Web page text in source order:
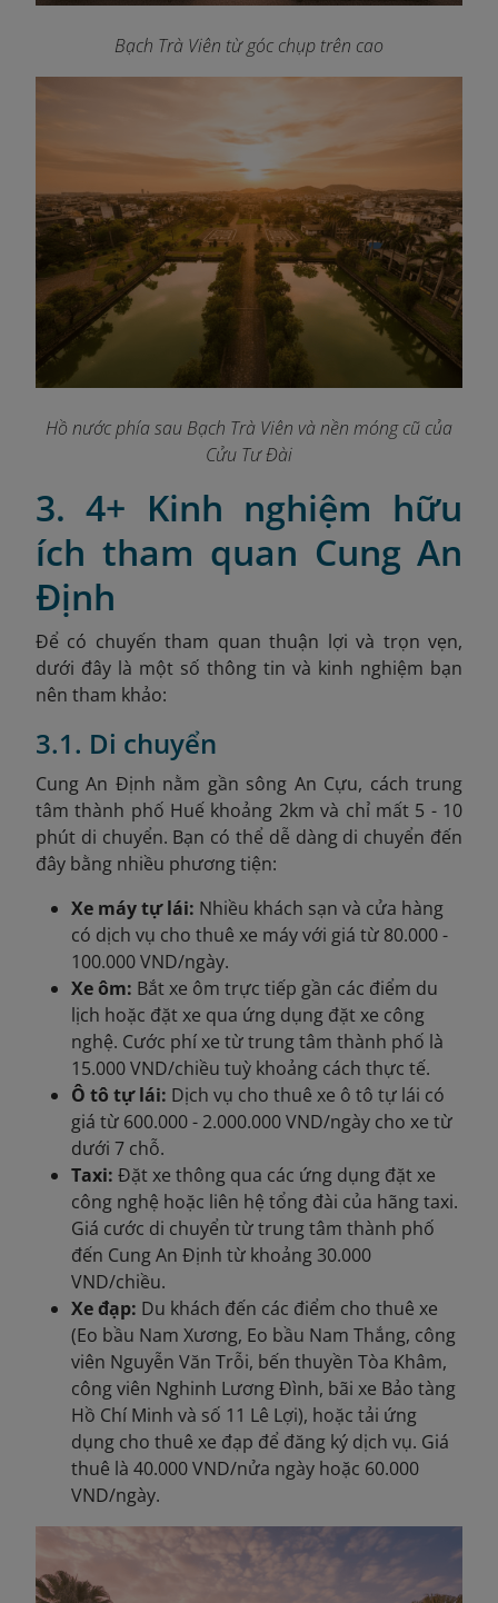
Bạch Trà Viên từ góc chụp trên cao
Hồ nước phía sau Bạch Trà Viên và nền móng cũ của
Cửu Tư Đài
3. 4+ Kinh nghiệm hữu
ích tham quan Cung An
Định
Để có chuyến tham quan thuận lợi và trọn vẹn,
dưới đây là một số thông tin và kinh nghiệm bạn
nên tham khảo:
3.1. Di chuyển
Cung An Định nằm gần sông An Cựu, cách trung
tâm thành phố Huế khoảng 2km và chỉ mất 5 - 10
phút di chuyển. Bạn có thể dễ dàng di chuyển đến
đây bằng nhiều phương tiện:
Xe máy tự lái: Nhiều khách sạn và cửa hàng
có dịch vụ cho thuê xe máy với giá từ 80.000 -
100.000 VND/ngày.
Xe ôm: Bắt xe ôm trực tiếp gần các điểm du
lịch hoặc đặt xe qua ứng dụng đặt xe công
nghệ. Cước phí xe từ trung tâm thành phố là
15.000 VND/chiều tuỳ khoảng cách thực tế.
Ô tô tự lái: Dịch vụ cho thuê xe ô tô tự lái có
giá từ 600.000 - 2.000.000 VND/ngày cho xe từ
dưới 7 chỗ.
Taxi: Đặt xe thông qua các ứng dụng đặt xe
công nghệ hoặc liên hệ tổng đài của hãng taxi.
Giá cước di chuyển từ trung tâm thành phố
đến Cung An Định từ khoảng 30.000
VND/chiều.
Xe đạp: Du khách đến các điểm cho thuê xe
(Eo bầu Nam Xương, Eo bầu Nam Thắng, công
viên Nguyễn Văn Trỗi, bến thuyền Tòa Khâm,
công viên Nghinh Lương Đình, bãi xe Bảo tàng
Hồ Chí Minh và số 11 Lê Lợi), hoặc tải ứng
dụng cho thuê xe đạp để đăng ký dịch vụ. Giá
thuê là 40.000 VND/nửa ngày hoặc 60.000
VND/ngày.